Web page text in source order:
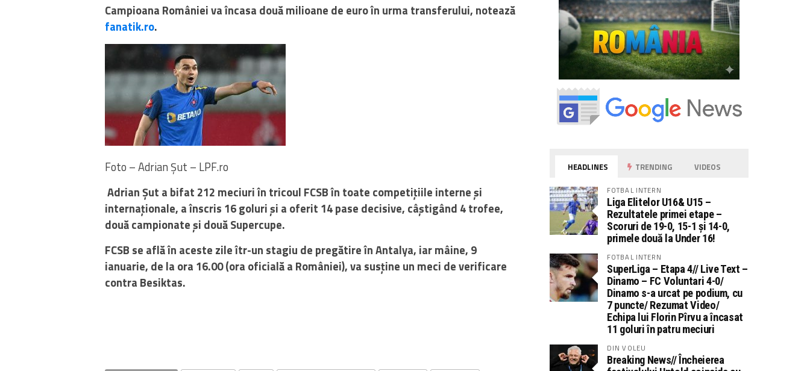
Campioana României va încasa două milioane de euro în urma transferului, notează
fanatik.ro.
Foto – Adrian Șut – LPF.ro
Adrian Șut a bifat 212 meciuri în tricoul FCSB în toate competițiile interne și
internaționale, a înscris 16 goluri și a oferit 14 pase decisive, câștigând 4 trofee,
două campionate și două Supercupe.
FCSB se află în aceste zile îtr-un stagiu de pregătire în Antalya, iar mâine, 9
ianuarie, de la ora 16.00 (ora oficială a României), va susține un meci de verificare
contra Besiktas.
HEADLINES TRENDING VIDEOS
FOTBAL INTERN
Liga Elitelor U16& U15 –
Rezultatele primei etape –
Scoruri de 19-0, 15-1 și 14-0,
primele două la Under 16!
FOTBAL INTERN
SuperLiga – Etapa 4// Live Text –
Dinamo – FC Voluntari 4-0/
Dinamo s-a urcat pe podium, cu
7 puncte/ Rezumat Video/
Echipa lui Florin Pîrvu a încasat
11 goluri în patru meciuri
DIN VOLEU
Breaking News// Încheierea